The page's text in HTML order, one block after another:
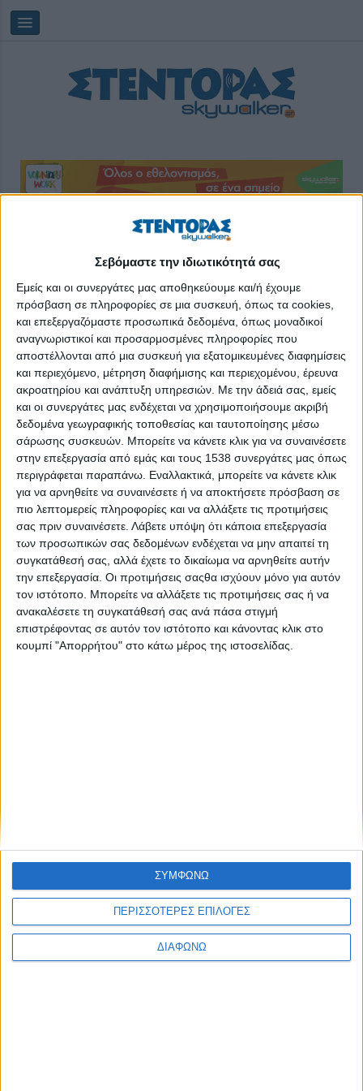
Σεβόμαστε την ιδιωτικότητά σας
Εμείς και οι συνεργάτες μας αποθηκεύουμε και/ή έχουμε
πρόσβαση σε πληροφορίες σε μια συσκευή, όπως τα cookies,
και επεξεργαζόμαστε προσωπικά δεδομένα, όπως μοναδικοί
αναγνωριστικοί και προσαρμοσμένες πληροφορίες που
αποστέλλονται από μια συσκευή για εξατομικευμένες διαφημίσεις
και περιεχόμενο, μέτρηση διαφήμισης και περιεχομένου, έρευνα
ακροατηρίου και ανάπτυξη υπηρεσιών. Με την άδειά σας, εμείς
και οι συνεργάτες μας ενδέχεται να χρησιμοποιήσουμε ακριβή
δεδομένα γεωγραφικής τοποθεσίας και ταυτοποίησης μέσω
σάρωσης συσκευών. Μπορείτε να κάνετε κλικ για να συναινέσετε
στην επεξεργασία από εμάς και τους 1538 συνεργάτες μας όπως
περιγράφεται παραπάνω. Εναλλακτικά, μπορείτε να κάνετε κλικ
για να αρνηθείτε να συναινέσετε ή να αποκτήσετε πρόσβαση σε
πιο λεπτομερείς πληροφορίες και να αλλάξετε τις προτιμήσεις
σας πριν συναινέσετε. Λάβετε υπόψη ότι κάποια επεξεργασία
των προσωπικών σας δεδομένων ενδέχεται να μην απαιτεί τη
συγκατάθεσή σας, αλλά έχετε το δικαίωμα να αρνηθείτε αυτήν
την επεξεργασία. Οι προτιμήσεις σαςθα ισχύουν μόνο για αυτόν
τον ιστότοπο. Μπορείτε να αλλάξετε τις προτιμήσεις σας ή να
ανακαλέσετε τη συγκατάθεσή σας ανά πάσα στιγμή
επιστρέφοντας σε αυτόν τον ιστότοπο και κάνοντας κλικ στο
κουμπί "Απορρήτου" στο κάτω μέρος της ιστοσελίδας.
ΠΕΡΙΣΣΟΤΕΡΕΣ ΕΠΙΛΟΓΕΣ
ΔΙΑΦΩΝΩ
ΣΥΜΦΩΝΩ
Κυριακή, 09/08/202611:11:56
επιδότηση
Αναρτήθηκε ο Οδηγός του προγράμματος «Ανακυκλώνω
– Aλλάζω Θερμοσίφωνα»
Ανοίγει σήμερα η ηλεκτρονική πλατφόρμα για την
προστασία της πρώτης κατοικίας
Επιδότηση ενοικίου: Άνοιξε η ηλεκτρονική πλατφόρμα για
την υποβολή αιτήσεων
Επιδότηση στα επιχειρηματικά δάνεια μέσω του
προγράμματος "ΓΕΦΥΡΑ 2"
Μέχρι και... μηδενικές τιμές για το ρεύμα με την
επιδότηση του Σεπτεμβρίου